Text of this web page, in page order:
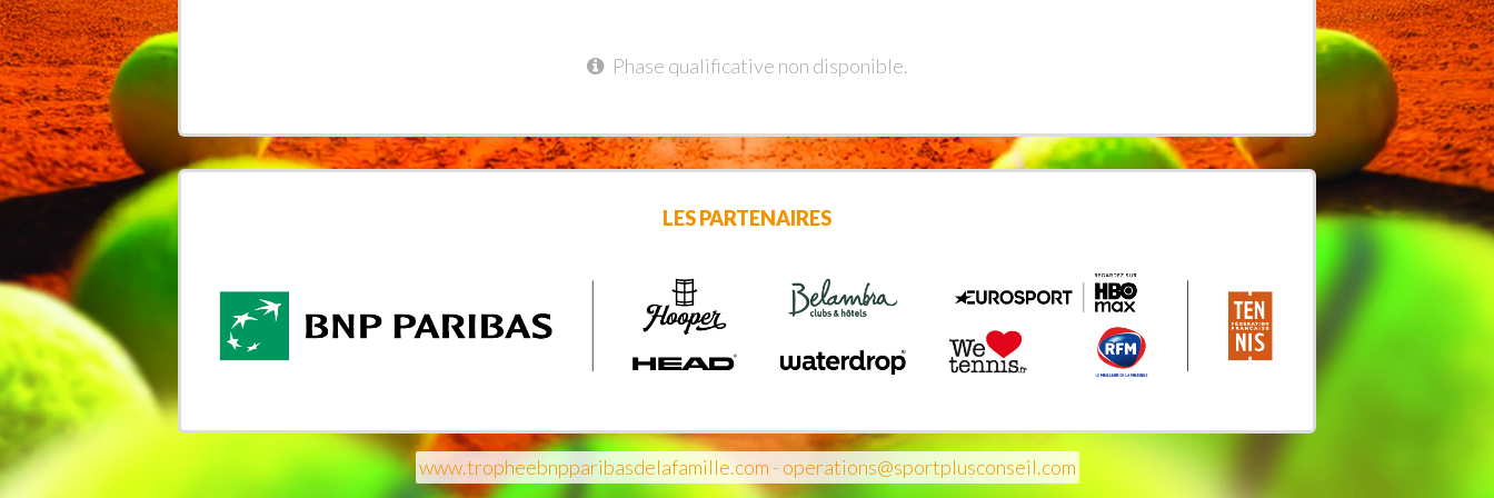
Phase qualificative non disponible.
LES PARTENAIRES
www.tropheebnpparibasdelafamille.com - operations@sportplusconseil.com